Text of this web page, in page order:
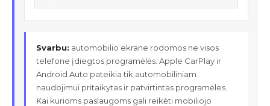
Svarbu: automobilio ekrane rodomos ne visos
telefone įdiegtos programėlės. Apple CarPlay ir
Android Auto pateikia tik automobiliniam
naudojimui pritaikytas ir patvirtintas programėles.
Kai kurioms paslaugoms gali reikėti mobiliojo